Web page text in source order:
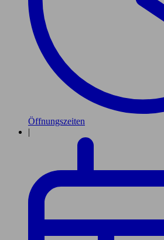
Öffnungszeiten
|